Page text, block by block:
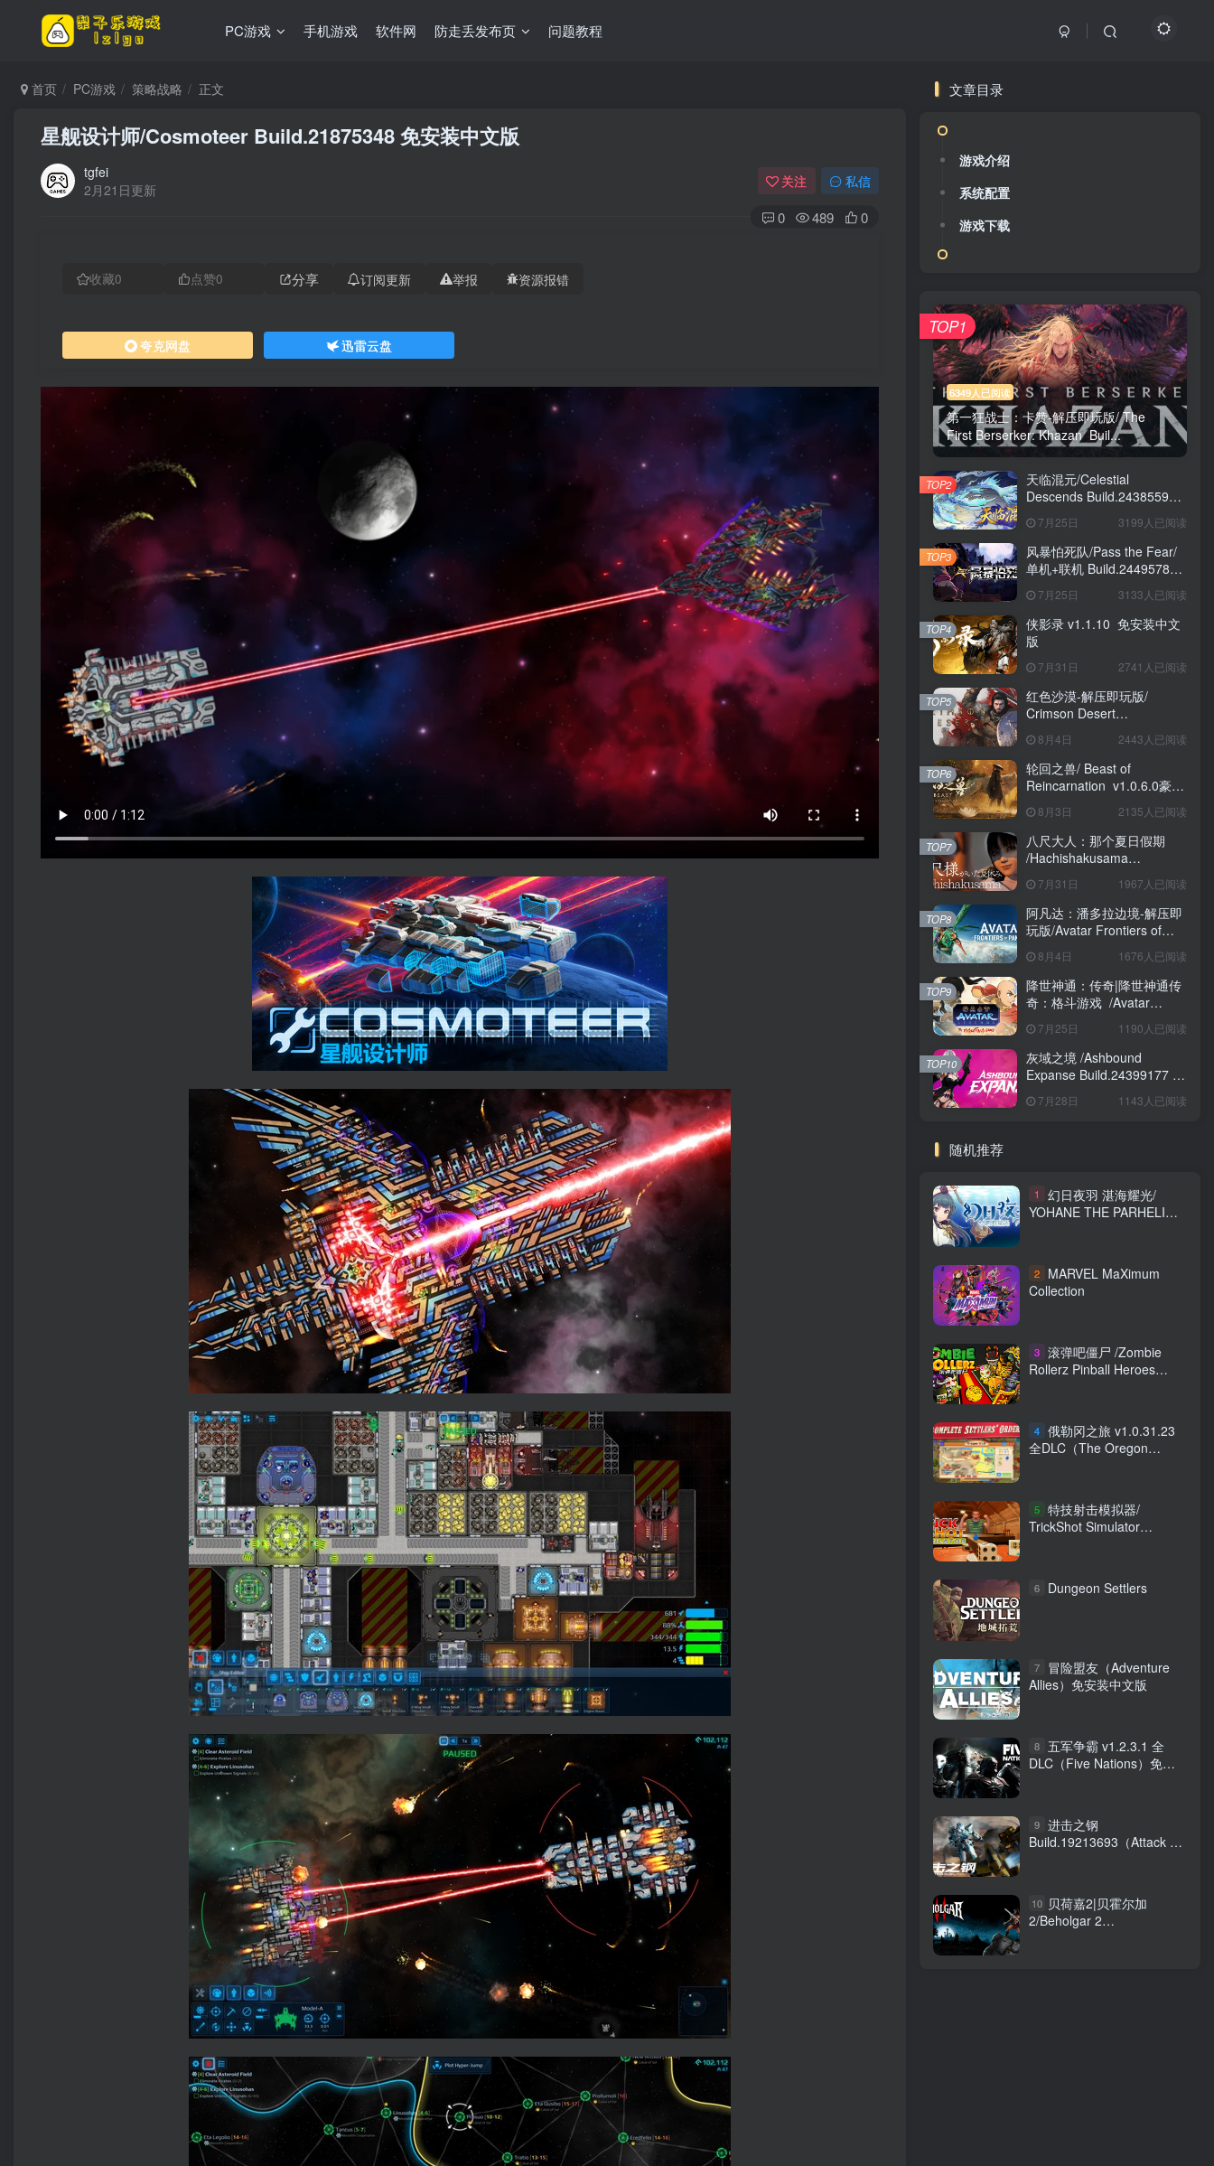
PC游戏 手机游戏 软件网 防走丢发布页 问题教程
首页 PC游戏 策略战略 正文
星舰设计师/Cosmoteer Build.21875348 免安装中文版
tgfei
2月21日更新
关注 私信
0 489 0
收藏0 点赞0 分享 订阅更新 举报 资源报错
夸克网盘 迅雷云盘
文章目录
游戏介绍
系统配置
游戏下载
6349人已阅读
第一狂战士：卡赞-解压即玩版/ The
First Berserker: Khazan Buil...
TOP1
天临混元/Celestial
Descends Build.24385591
7月25日 3199人已阅读
TOP2
风暴怕死队/Pass the Fear/
单机+联机 Build.24495782
7月25日 3133人已阅读
TOP3
侠影录 v1.1.10 免安装中文
版
7月31日 2741人已阅读
TOP4
红色沙漠-解压即玩版/
Crimson Desert
安装中文版
8月4日 2443人已阅读
TOP5
轮回之兽/ Beast of
Reincarnation v1.0.6.0豪华
8月3日 2135人已阅读
TOP6
八尺大人：那个夏日假期
/Hachishakusama
版 7月31日 1967人已阅读
TOP7
阿凡达：潘多拉边境-解压即
玩版/Avatar Frontiers of
安装中文版
8月4日 1676人已阅读
TOP8
降世神通：传奇|降世神通传
奇：格斗游戏 /Avatar
Game Build.24421547 免安
装英文版
7月25日 1190人已阅读
TOP9
灰域之境 /Ashbound
Expanse Build.24399177 免
7月28日 1143人已阅读
TOP10
随机推荐
1
幻日夜羽 湛海耀光/
YOHANE THE PARHELION
2
MARVEL MaXimum
Collection
3 滚弹吧僵尸 /Zombie
Rollerz Pinball Heroes
4 俄勒冈之旅 v1.0.31.23
全DLC（The Oregon
5 特技射击模拟器/
TrickShot Simulator
6 Dungeon Settlers
7
冒险盟友（Adventure
Allies）免安装中文版
8
五军争霸 v1.2.3.1 全
DLC（Five Nations）免安
9 进击之钢
Build.19213693（Attack on
10 贝荷嘉2|贝霍尔加
2/Beholgar 2